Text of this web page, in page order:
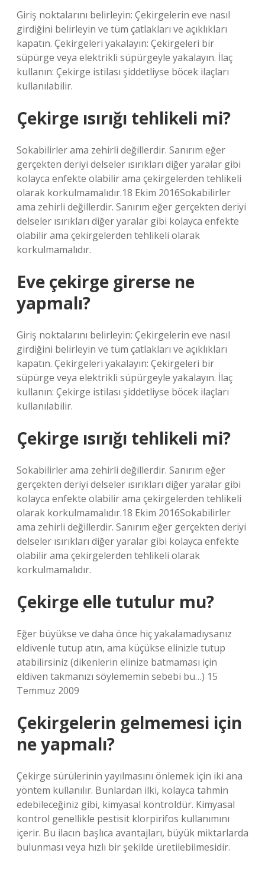
Giriş noktalarını belirleyin: Çekirgelerin eve nasıl
girdiğini belirleyin ve tüm çatlakları ve açıklıkları
kapatın. Çekirgeleri yakalayın: Çekirgeleri bir
süpürge veya elektrikli süpürgeyle yakalayın. İlaç
kullanın: Çekirge istilası şiddetliyse böcek ilaçları
kullanılabilir.
Çekirge ısırığı tehlikeli mi?
Sokabilirler ama zehirli değillerdir. Sanırım eğer
gerçekten deriyi delseler ısırıkları diğer yaralar gibi
kolayca enfekte olabilir ama çekirgelerden tehlikeli
olarak korkulmamalıdır.18 Ekim 2016Sokabilirler
ama zehirli değillerdir. Sanırım eğer gerçekten deriyi
delseler ısırıkları diğer yaralar gibi kolayca enfekte
olabilir ama çekirgelerden tehlikeli olarak
korkulmamalıdır.
Eve çekirge girerse ne
yapmalı?
Giriş noktalarını belirleyin: Çekirgelerin eve nasıl
girdiğini belirleyin ve tüm çatlakları ve açıklıkları
kapatın. Çekirgeleri yakalayın: Çekirgeleri bir
süpürge veya elektrikli süpürgeyle yakalayın. İlaç
kullanın: Çekirge istilası şiddetliyse böcek ilaçları
kullanılabilir.
Çekirge ısırığı tehlikeli mi?
Sokabilirler ama zehirli değillerdir. Sanırım eğer
gerçekten deriyi delseler ısırıkları diğer yaralar gibi
kolayca enfekte olabilir ama çekirgelerden tehlikeli
olarak korkulmamalıdır.18 Ekim 2016Sokabilirler
ama zehirli değillerdir. Sanırım eğer gerçekten deriyi
delseler ısırıkları diğer yaralar gibi kolayca enfekte
olabilir ama çekirgelerden tehlikeli olarak
korkulmamalıdır.
Çekirge elle tutulur mu?
Eğer büyükse ve daha önce hiç yakalamadıysanız
eldivenle tutup atın, ama küçükse elinizle tutup
atabilirsiniz (dikenlerin elinize batmaması için
eldiven takmanızı söylememin sebebi bu…) 15
Temmuz 2009
Çekirgelerin gelmemesi için
ne yapmalı?
Çekirge sürülerinin yayılmasını önlemek için iki ana
yöntem kullanılır. Bunlardan ilki, kolayca tahmin
edebileceğiniz gibi, kimyasal kontroldür. Kimyasal
kontrol genellikle pestisit klorpirifos kullanımını
içerir. Bu ilacın başlıca avantajları, büyük miktarlarda
bulunması veya hızlı bir şekilde üretilebilmesidir.